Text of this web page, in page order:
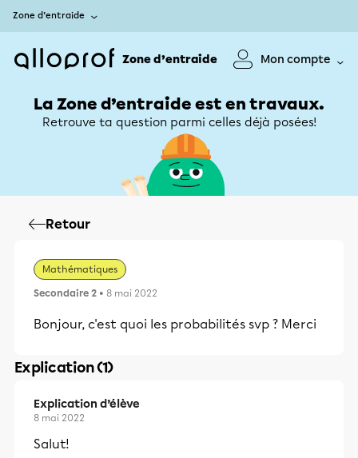
Zone d’entraide
Zone d’entraide Mon compte
La Zone d’entraide est en travaux.
Retrouve ta question parmi celles déjà posées!
Retour
Mathématiques
Secondaire 2 • 8 mai 2022
Bonjour, c'est quoi les probabilités svp ? Merci
Explication (1)
Explication d’élève
8 mai 2022
Salut!